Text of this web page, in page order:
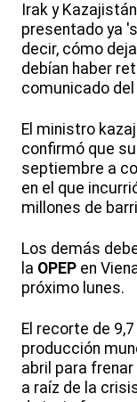
Irak y
presentado ya
decir, cómo
debían haber
comunicado del
El ministro
confirmó que
septiembre a
en el que
millones de
Los demás
la OPEP en
próximo lunes.
El recorte de
producción
abril para
a raíz de la